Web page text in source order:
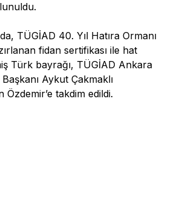
TÜGİAD 40. Yıl Hatıra Ormanı
fidan sertifikası ile hat
Türk bayrağı, TÜGİAD Ankara
Aykut Çakmaklı
Özdemir’e takdim edildi.